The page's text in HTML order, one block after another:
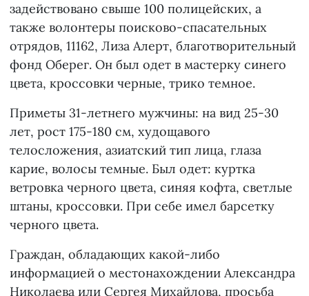
задействовано свыше 100 полицейских, а
также волонтеры поисково-спасательных
отрядов, 11162, Лиза Алерт, благотворительный
фонд Оберег. Он был одет в мастерку синего
цвета, кроссовки черные, трико темное.
Приметы 31-летнего мужчины: на вид 25-30
лет, рост 175-180 см, худощавого
телосложения, азиатский тип лица, глаза
карие, волосы темные. Был одет: куртка
ветровка черного цвета, синяя кофта, светлые
штаны, кроссовки. При себе имел барсетку
черного цвета.
Граждан, обладающих какой-либо
информацией о местонахождении Александра
Николаева или Сергея Михайлова, просьба